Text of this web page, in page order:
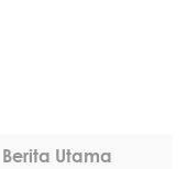
Berita Utama